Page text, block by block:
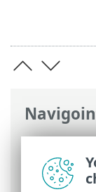
ESET-
Premium
>